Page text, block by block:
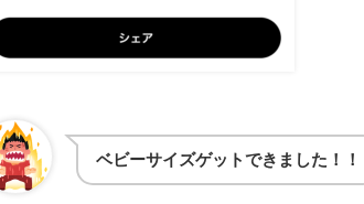
ベビーサイズゲットできました！！